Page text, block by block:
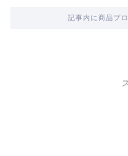
記事内に商品プ